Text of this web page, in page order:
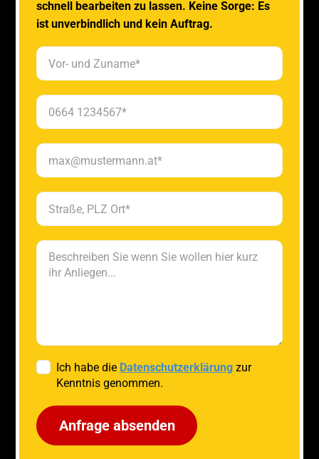
schnell bearbeiten zu lassen. Keine Sorge: Es
ist unverbindlich und kein Auftrag.
Ich habe die Datenschutzerklärung zur
Kenntnis genommen.